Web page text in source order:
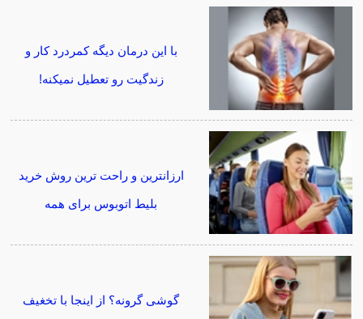
با این درمان دیگه کمردرد کار و
زندگیت رو تعطیل نمیکنه!
ارزانترین و راحت ترین روش خرید
بلیط اتوبوس برای همه
گوشی گرونه؟ از اینجا با تخغیف